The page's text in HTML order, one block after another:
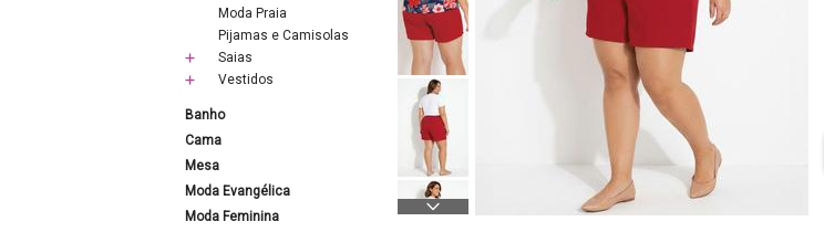
Moda Praia
Pijamas e Camisolas
Saias
Vestidos
Banho
Cama
Mesa
Moda Evangélica
Moda Feminina